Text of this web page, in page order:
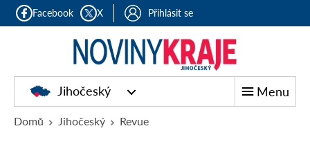
Facebook X Přihlásit se
Jihočeský Menu
Domů Jihočeský Revue